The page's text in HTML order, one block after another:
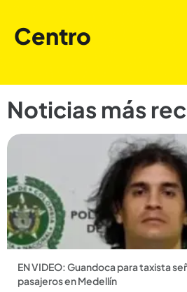
Centro
Noticias más
EN VIDEO: Guandoca para taxista
pasajeros en Medellín